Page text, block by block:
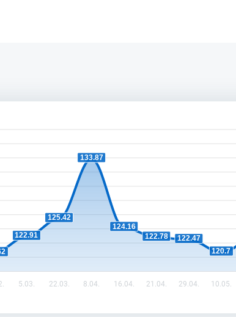
122.91
125.42
133.87
124.16
122.78
122.47
120.7
5.03. 22.03. 8.04. 16.04. 21.04. 29.04. 10.05.